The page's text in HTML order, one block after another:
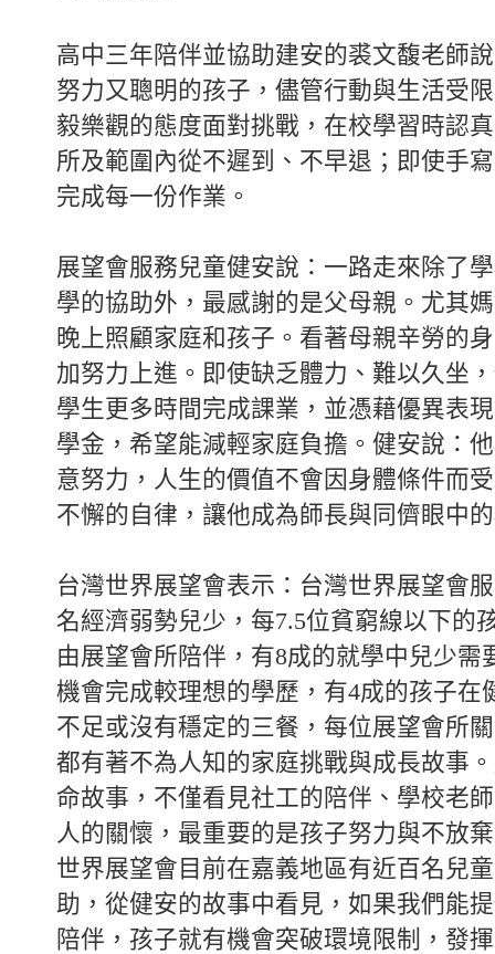
高中三年陪伴並協助建安的裘文馥老師
努力又聰明的孩子，儘管行動與生活受
毅樂觀的態度面對挑戰，在校學習時認
所及範圍內從不遲到、不早退；即使手
完成每一份作業。
展望會服務兒童健安說：一路走來除了
學的協助外，最感謝的是父母親。尤其
晚上照顧家庭和孩子。看著母親辛勞的
加努力上進。即使缺乏體力、難以久坐
學生更多時間完成課業，並憑藉優異表
學金，希望能減輕家庭負擔。健安說：
意努力，人生的價值不會因身體條件而
不懈的自律，讓他成為師長與同儕眼中
台灣世界展望會表示：台灣世界展望會
名經濟弱勢兒少，每7.5位貧窮線以下的
由展望會所陪伴，有8成的就學中兒少需
機會完成較理想的學歷，有4成的孩子在
不足或沒有穩定的三餐，每位展望會所
都有著不為人知的家庭挑戰與成長故事
命故事，不僅看見社工的陪伴、學校老
人的關懷，最重要的是孩子努力與不放
世界展望會目前在嘉義地區有近百名兒
助，從健安的故事中看見，如果我們能
陪伴，孩子就有機會突破環境限制，發